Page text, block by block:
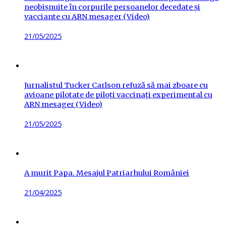
neobișnuite în corpurile persoanelor decedate și
vacciante cu ARN mesager (Video)
Posted
21/05/2025
Jurnalistul Tucker Carlson refuză să mai zboare cu
avioane pilotate de piloți vaccinați experimental cu
ARN mesager (Video)
Posted
21/05/2025
A murit Papa. Mesajul Patriarhului României
Posted
21/04/2025